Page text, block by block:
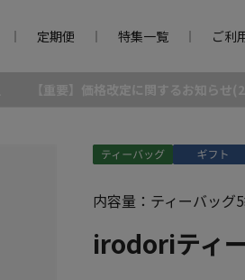
定期便 特集一覧 ご利
【重要】価格改定に関するお知らせ
内容量：ティーバッ
irodoriティ